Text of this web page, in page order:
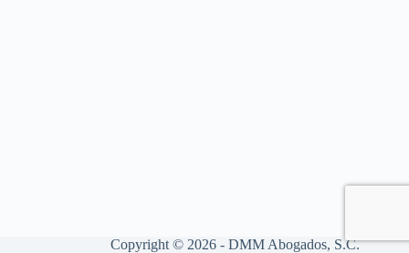
Copyright © 2026 - DMM Abogados, S.C.